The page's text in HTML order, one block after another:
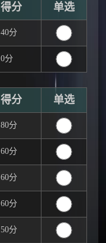
得分 单选
40分
0分
得分 单选
80分
60分
60分
60分
50分